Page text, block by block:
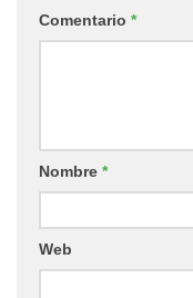
Comentario *
Nombre *
Web